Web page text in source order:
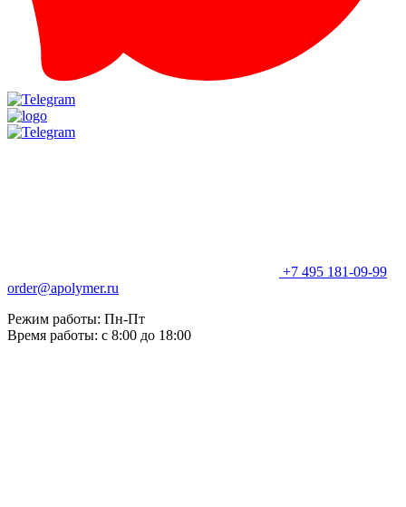
+7 495 181-09-99
order@apolymer.ru
Режим работы: Пн-Пт
Время работы: с 8:00 до 18:00